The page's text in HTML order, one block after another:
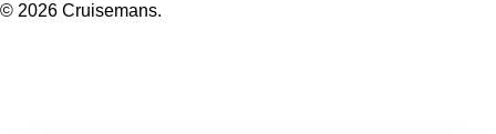
© 2026 Cruisemans.